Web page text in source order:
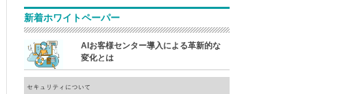
新着ホワイトペーパー
AIお客様センター導入による革新的な
変化とは